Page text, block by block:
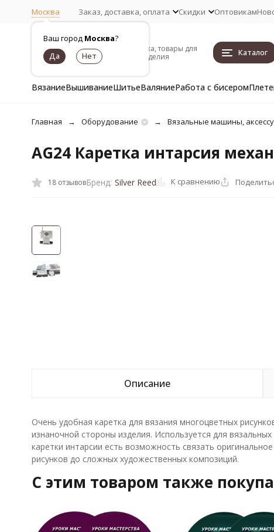
Москва
Ваш город Москва?
Заказ, доставка, оплата Скидки Оптовикам
Пряжа, товары для
рукоделия
Каталог
ВязаниеВышиваниеШитьеВаляниеРабота с бисером
Главная Оборудование Вязальные машины,
AG24 Каретка интарсия
18 отзывовБренд: Silver Reed К сравнению
Описание
Очень удобная каретка для вязания многоцветных
изнаночной стороны изделия. Используется для
каретки интарсии есть возможность связать
рисунков до сложных художественных композиций.
C этим товаром также